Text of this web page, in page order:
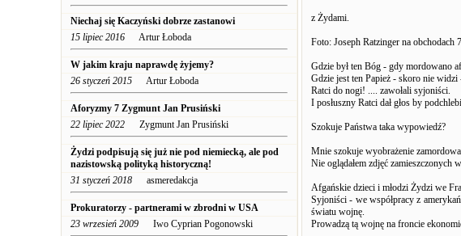
Niechaj się Kaczyński dobrze zastanowi
15 lipiec 2016 Artur Łoboda
W jakim kraju naprawdę żyjemy?
26 styczeń 2015 Artur Łoboda
Aforyzmy 7 Zygmunt Jan Prusiński
22 lipiec 2022 Zygmunt Jan Prusiński
Żydzi podpisują się już nie pod niemiecką, ale pod
nazistowską polityką historyczną!
31 styczeń 2018 asmeredakcja
Prokuratorzy - partnerami w zbrodni w USA
23 wrzesień 2009 Iwo Cyprian Pogonowski
z Żydami.
Foto: Joseph Ratzinger na
Gdzie był ten Bóg - gdy mordowano
Gdzie jest ten Papież - skoro nie
Ratci do nogi! .... zawołali syjoniści.
I posłuszny Ratci dał głos by
Szokuje Państwa taka wypowiedź?
Mnie szokuje wyobrażenie
Nie oglądałem zdjęć zamieszczonych
Afgańskie dzieci i młodzi Żydzi we
Syjoniści - we współpracy z
światu wojnę.
Prowadzą tą wojnę na froncie